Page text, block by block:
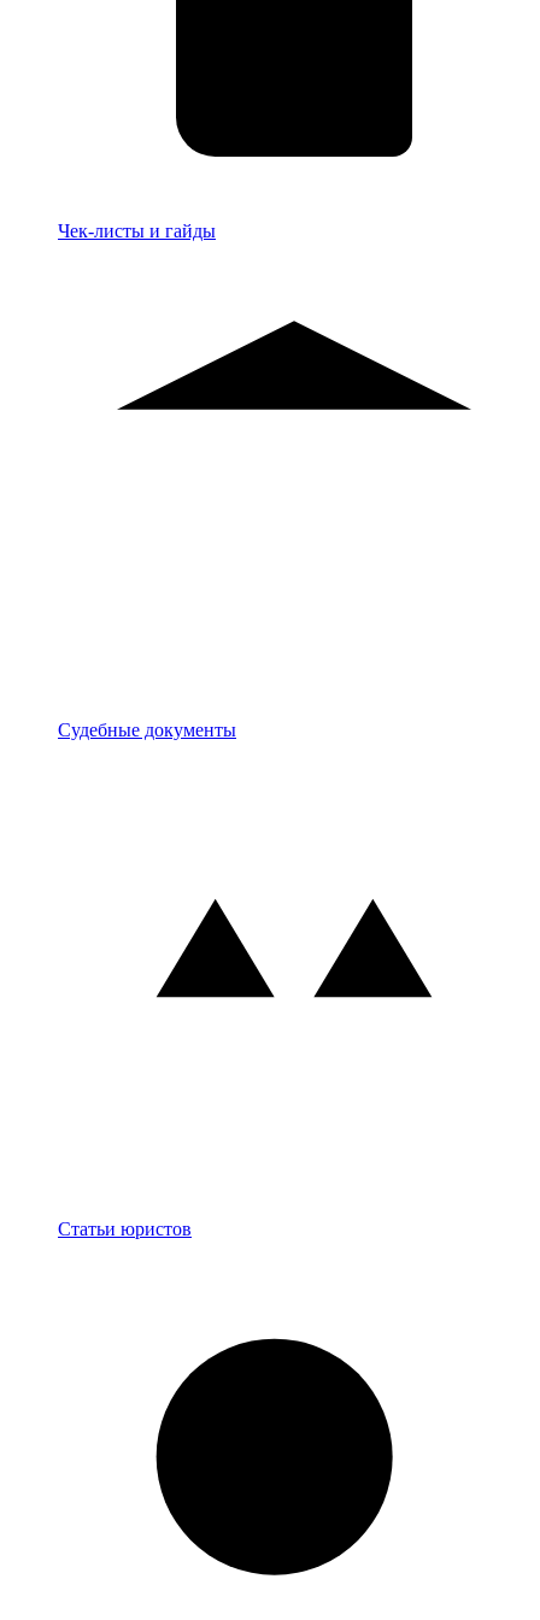
Материалы
Чек-листы и гайды
Документы
Судебные документы
Блог
Статьи юристов